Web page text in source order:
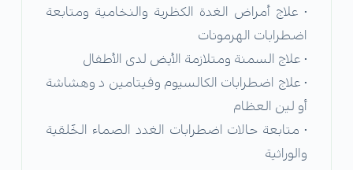
• علاج أمراض الغدة الكظرية والنخامية ومتابعة
اضطرابات الهرمونات
• علاج السمنة ومتلازمة الأيض لدى الأطفال
• علاج اضطرابات الكالسيوم وفيتامين د وهشاشة
أو لين العظام
• متابعة حالات اضطرابات الغدد الصماء الخَلقية
والوراثية